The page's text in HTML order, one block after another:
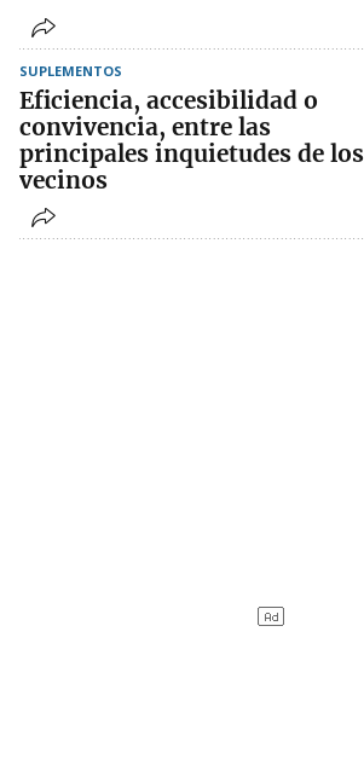
SUPLEMENTOS
Eficiencia, accesibilidad o
convivencia, entre las
principales inquietudes de los
vecinos